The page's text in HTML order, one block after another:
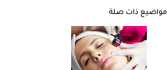
مواضيع ذات صلة